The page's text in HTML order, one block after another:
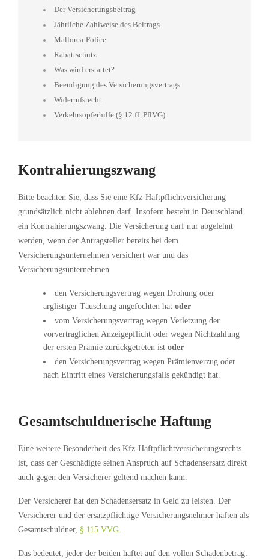
Der Versicherungsbeitrag
Jährliche Zahlweise des Beitrags
Mallorca-Police
Rabattschutz
Was wird erstattet?
Beendigung des Versicherungsvertrags
Widerrufsrecht
Verkehrsopferhilfe (§ 12 ff. PflVG)
Kontrahierungszwang
Bitte beachten Sie, dass Sie eine Kfz-Haftpflichtversicherung
grundsätzlich nicht ablehnen darf. Insofern besteht in Deutschland
ein Kontrahierungszwang. Die Versicherung darf nur abgelehnt
werden, wenn der Antragsteller bereits bei dem
Versicherungsunternehmen versichert war und das
Versicherungsunternehmen
den Versicherungsvertrag wegen Drohung oder
arglistiger Täuschung angefochten hat oder
vom Versicherungsvertrag wegen Verletzung der
vorvertraglichen Anzeigepflicht oder wegen Nichtzahlung
der ersten Prämie zurückgetreten ist oder
den Versicherungsvertrag wegen Prämienverzug oder
nach Eintritt eines Versicherungsfalls gekündigt hat.
Gesamtschuldnerische Haftung
Eine weitere Besonderheit des Kfz-Haftpflichtversicherungsrechts
ist, dass der Geschädigte seinen Anspruch auf Schadensersatz direkt
auch gegen den Versicherer geltend machen kann.
Der Versicherer hat den Schadensersatz in Geld zu leisten. Der
Versicherer und der ersatzpflichtige Versicherungsnehmer haften als
Gesamtschuldner, § 115 VVG.
Das bedeutet, jeder der beiden haftet auf den vollen Schadenbetrag.